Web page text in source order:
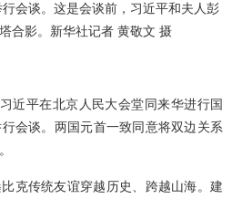
会谈。这是会谈前，习近平和夫人彭
合影。新华社记者 黄敬文 摄
近平在北京人民大会堂同来华进行国
会谈。两国元首一致同意将双边关系
克传统友谊穿越历史、跨越山海。建